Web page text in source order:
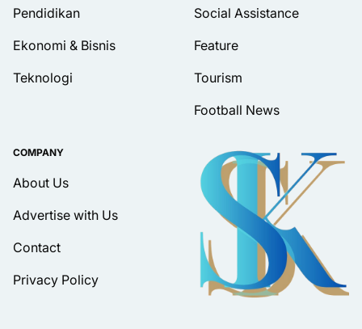
Pendidikan
Ekonomi & Bisnis
Teknologi
Social Assistance
Feature
Tourism
Football News
COMPANY
About Us
Advertise with Us
Contact
Privacy Policy